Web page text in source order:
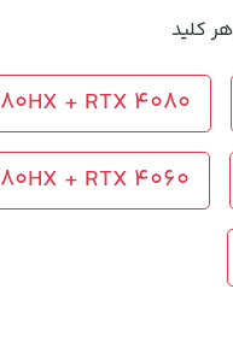
+ RTX 4080
+ RTX 4060